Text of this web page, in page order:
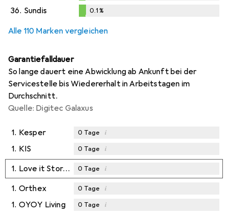
%
36. Sundis 0.1%
Alle 110 Marken vergleichen
Garantiefalldauer
So lange dauert eine Abwicklung ab Ankunft bei der
Servicestelle bis Wiedererhalt in Arbeitstagen im
Durchschnitt.
Quelle: Digitec Galaxus
1. Kesper 0 Tage i
1. KIS 0 Tage i
1. Love it Store it 0 Tage i
1. Orthex 0 Tage i
1. OYOY Living 0 Tage i